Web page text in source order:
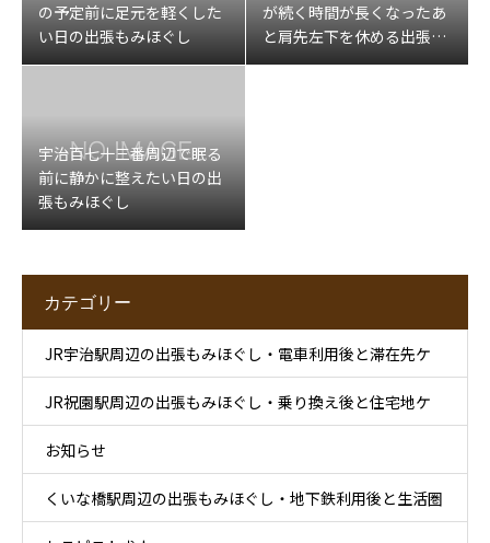
の予定前に足元を軽くした
い日の出張もみほぐし
が続く時間が長くなったあ
と肩先左下を休める出張マ
ッサージ
宇治百七十三番周辺で眠る
前に静かに整えたい日の出
張もみほぐし
カテゴリー
JR宇治駅周辺の出張もみほぐし・電車利用後と滞在先ケ
ア
JR祝園駅周辺の出張もみほぐし・乗り換え後と住宅地ケ
ア
お知らせ
くいな橋駅周辺の出張もみほぐし・地下鉄利用後と生活圏